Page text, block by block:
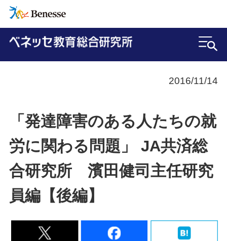
2016/11/14
「発達障害のある人たちの就
労に関わる問題」 JA共済総
合研究所 濱田健司主任研究
員編【後編】